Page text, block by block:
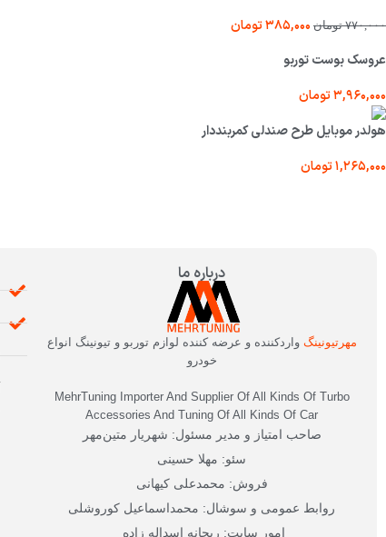
۷۷۰,۰۰۰ تومان ۳۸۵,۰۰۰تومان
عروسک بوست توربو
۳,۹۶۰,۰۰۰تومان
هولدر موبایل طرح صندلی کمربنددار
۱,۲۶۵,۰۰۰تومان
درباره ما
مهرتیونینگ واردکننده و عرضه کننده لوازم توربو و تیونینگ انواع
خودرو
MehrTuning Importer And Supplier Of All Kinds Of Turbo
Accessories And Tuning Of All Kinds Of Car
صاحب امتیاز و مدیر مسئول: شهریار متین‌مهر
سئو: مهلا حسینی
فروش: محمدعلی کیهانی
روابط عمومی و سوشال: محمداسماعیل کوروشلی
امور سایت: ریحانه اسداله زاده